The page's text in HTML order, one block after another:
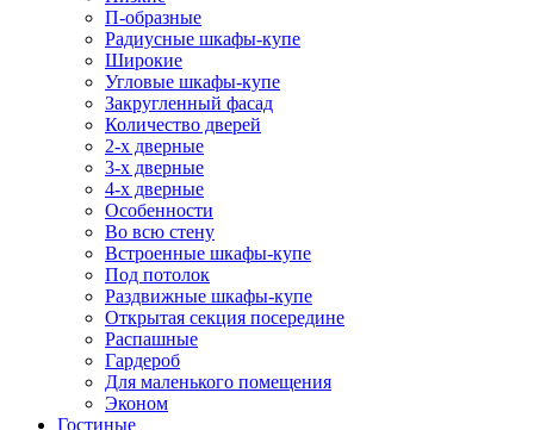
П-образные
Радиусные шкафы-купе
Широкие
Угловые шкафы-купе
Закругленный фасад
Количество дверей
2-х дверные
3-х дверные
4-х дверные
Особенности
Во всю стену
Встроенные шкафы-купе
Под потолок
Раздвижные шкафы-купе
Открытая секция посередине
Распашные
Гардероб
Для маленького помещения
Эконом
Гостиные